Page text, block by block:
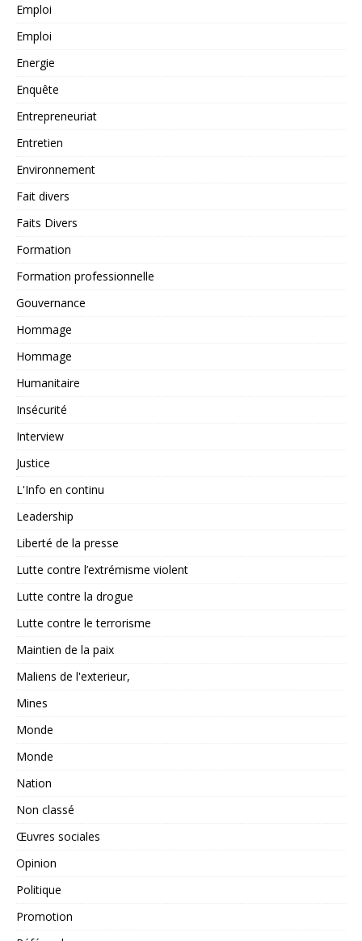
Emploi
Emploi
Energie
Enquête
Entrepreneuriat
Entretien
Environnement
Fait divers
Faits Divers
Formation
Formation professionnelle
Gouvernance
Hommage
Hommage
Humanitaire
Insécurité
Interview
Justice
L'Info en continu
Leadership
Liberté de la presse
Lutte contre l’extrémisme violent
Lutte contre la drogue
Lutte contre le terrorisme
Maintien de la paix
Maliens de l'exterieur,
Mines
Monde
Monde
Nation
Non classé
Œuvres sociales
Opinion
Politique
Promotion